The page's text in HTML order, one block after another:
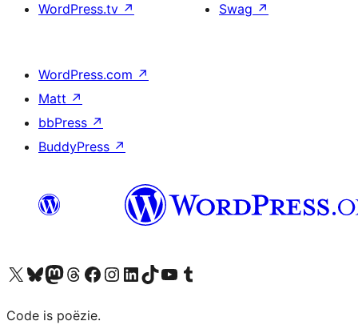
WordPress.tv ↗
Swag ↗
WordPress.com ↗
Matt ↗
bbPress ↗
BuddyPress ↗
Bezoek ons X (voorheen Twitter) account
Bezoek ons Bluesky account
Bezoek ons Mastodon account
Bezoek ons Threads account
Onze Facebook pagina bezoeken
Bezoek ons Instagram account
Bezoek ons LinkedIn account
Bezoek ons TikTok account
Bezoek ons YouTube kanaalBezoek ons Tumblr account
Code is poëzie.